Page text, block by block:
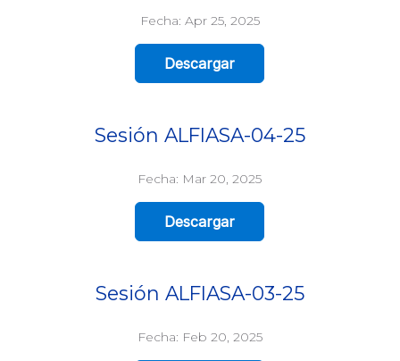
Fecha: Apr 25, 2025
Descargar
Sesión ALFIASA-04-25
Fecha: Mar 20, 2025
Descargar
Sesión ALFIASA-03-25
Fecha: Feb 20, 2025